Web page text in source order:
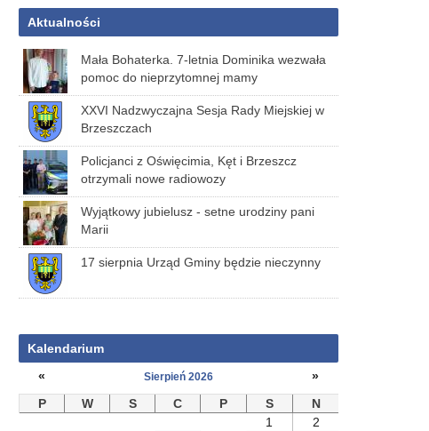
Aktualności
Mała Bohaterka. 7-letnia Dominika wezwała
pomoc do nieprzytomnej mamy
XXVI Nadzwyczajna Sesja Rady Miejskiej w
Brzeszczach
Policjanci z Oświęcimia, Kęt i Brzeszcz
otrzymali nowe radiowozy
Wyjątkowy jubielusz - setne urodziny pani
Marii
17 sierpnia Urząd Gminy będzie nieczynny
Kalendarium
«
Sierpień 2026
»
P
W S C P S
N
1
2